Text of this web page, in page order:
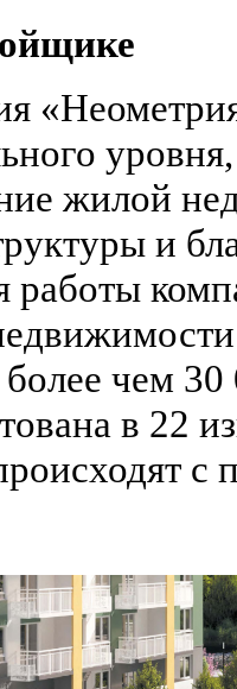
жилой
и
работы
более чем
в 22
с